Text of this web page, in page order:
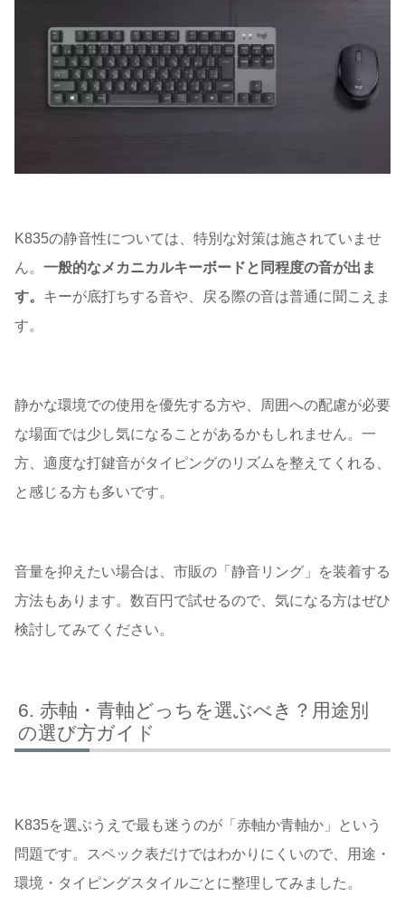
K835の静音性については、特別な対策は施されていませ
ん。 一般的なメカニカルキーボードと同程度の音が出ま
す。 キーが底打ちする音や、戻る際の音は普通に聞こえま
す。
静かな環境での使用を優先する方や、周囲への配慮が必要
な場面では少し気になることがあるかもしれません。一
方、適度な打鍵音がタイピングのリズムを整えてくれる、
と感じる方も多いです。
音量を抑えたい場合は、市販の「静音リング」を装着する
方法もあります。数百円で試せるので、気になる方はぜひ
検討してみてください。
赤軸・青軸どっちを選ぶべき？用途別
の選び方ガイド
K835を選ぶうえで最も迷うのが「赤軸か青軸か」という
問題です。スペック表だけではわかりにくいので、用途・
環境・タイピングスタイルごとに整理してみました。